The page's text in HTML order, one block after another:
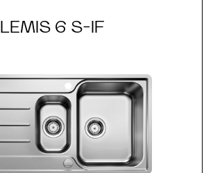
LEMIS 6 S-IF